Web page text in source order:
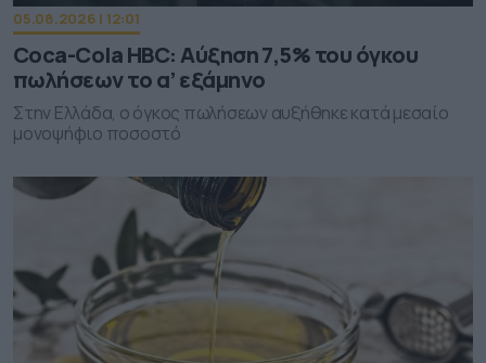
05.08.2026 | 12:01
Coca-Cola HBC: Aύξηση 7,5% του όγκου
πωλήσεων το α’ εξάμηνο
Στην Ελλάδα, ο όγκος πωλήσεων αυξήθηκε κατά μεσαίο
μονοψήφιο ποσοστό